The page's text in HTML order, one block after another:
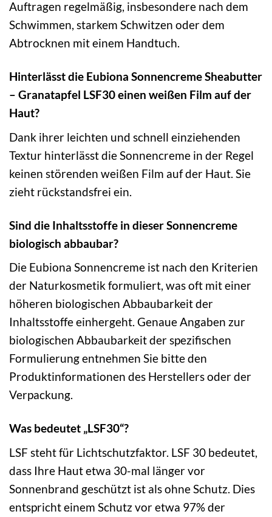
Auftragen regelmäßig, insbesondere nach dem
Schwimmen, starkem Schwitzen oder dem
Abtrocknen mit einem Handtuch.
Hinterlässt die Eubiona Sonnencreme Sheabutter
– Granatapfel LSF30 einen weißen Film auf der
Haut?
Dank ihrer leichten und schnell einziehenden
Textur hinterlässt die Sonnencreme in der Regel
keinen störenden weißen Film auf der Haut. Sie
zieht rückstandsfrei ein.
Sind die Inhaltsstoffe in dieser Sonnencreme
biologisch abbaubar?
Die Eubiona Sonnencreme ist nach den Kriterien
der Naturkosmetik formuliert, was oft mit einer
höheren biologischen Abbaubarkeit der
Inhaltsstoffe einhergeht. Genaue Angaben zur
biologischen Abbaubarkeit der spezifischen
Formulierung entnehmen Sie bitte den
Produktinformationen des Herstellers oder der
Verpackung.
Was bedeutet „LSF30“?
LSF steht für Lichtschutzfaktor. LSF 30 bedeutet,
dass Ihre Haut etwa 30-mal länger vor
Sonnenbrand geschützt ist als ohne Schutz. Dies
entspricht einem Schutz vor etwa 97% der